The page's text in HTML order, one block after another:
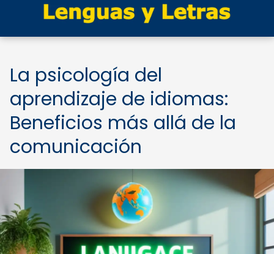
La psicología del
aprendizaje de idiomas:
Beneficios más allá de la
comunicación